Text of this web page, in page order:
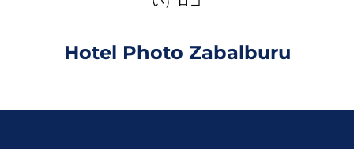
Hotel Photo Zabalburu